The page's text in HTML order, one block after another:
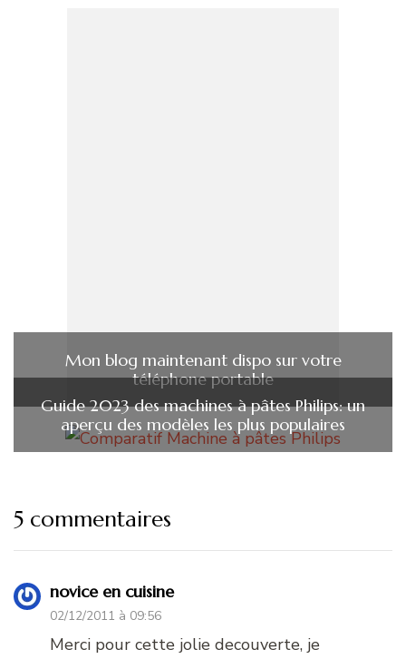
Mon blog maintenant dispo sur votre
téléphone portable
Guide 2023 des machines à pâtes Philips: un
aperçu des modèles les plus populaires
5 commentaires
novice en cuisine
02/12/2011 à 09:56
Merci pour cette jolie decouverte, je